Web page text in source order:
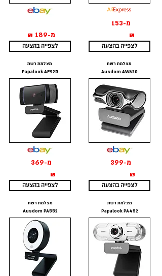
מ-189 ₪
לצפייה בהצעה
מצלמת רשת
Papalook AF925
מ-369
₪
לצפייה בהצעה
מצלמת רשת
Ausdom PA552
מ-153
₪
לצפייה בהצעה
מצלמת רשת
Ausdom AW620
מ-399
₪
לצפייה בהצעה
מצלמת רשת
Papalook PA452